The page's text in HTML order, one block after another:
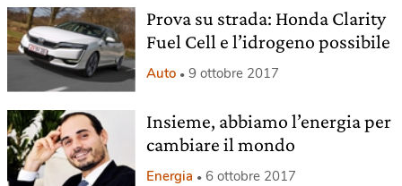
Prova su strada: Honda Clarity
Fuel Cell e l’idrogeno possibile
Auto 9 ottobre 2017
Insieme, abbiamo l’energia per
cambiare il mondo
Energia 6 ottobre 2017